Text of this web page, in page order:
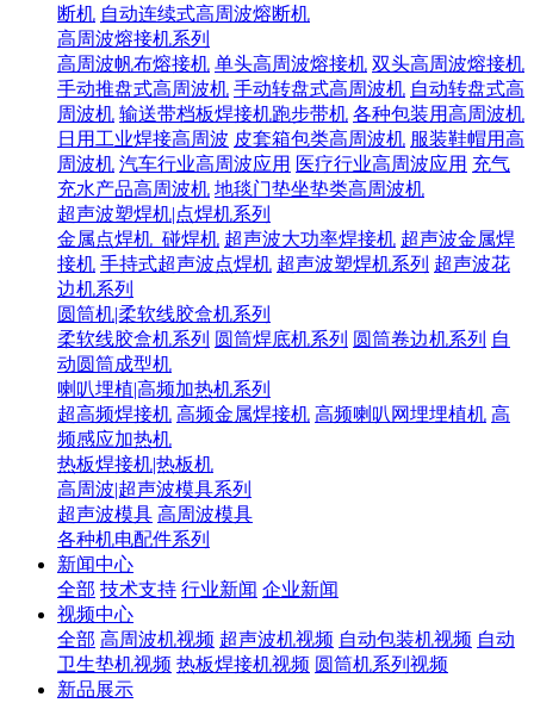
断机 自动连续式高周波熔断机
高周波熔接机系列
高周波帆布熔接机 单头高周波熔接机 双头高周波熔接机
手动推盘式高周波机 手动转盘式高周波机 自动转盘式高
周波机 输送带档板焊接机跑步带机 各种包装用高周波机
日用工业焊接高周波 皮套箱包类高周波机 服装鞋帽用高
周波机 汽车行业高周波应用 医疗行业高周波应用 充气
充水产品高周波机 地毯门垫坐垫类高周波机
超声波塑焊机|点焊机系列
金属点焊机_碰焊机 超声波大功率焊接机 超声波金属焊
接机 手持式超声波点焊机 超声波塑焊机系列 超声波花
边机系列
圆筒机|柔软线胶盒机系列
柔软线胶盒机系列 圆筒焊底机系列 圆筒卷边机系列 自
动圆筒成型机
喇叭埋植|高频加热机系列
超高频焊接机 高频金属焊接机 高频喇叭网埋埋植机 高
频感应加热机
热板焊接机|热板机
高周波|超声波模具系列
超声波模具 高周波模具
各种机电配件系列
新闻中心
全部 技术支持 行业新闻 企业新闻
视频中心
全部 高周波机视频 超声波机视频 自动包装机视频 自动
卫生垫机视频 热板焊接机视频 圆筒机系列视频
新品展示